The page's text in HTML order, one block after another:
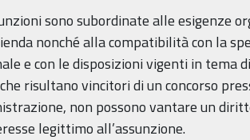
sono subordinate alle esigenze
nonché alla compatibilità con la
e con le disposizioni vigenti in tema
risultano vincitori di un concorso
non possono vantare un
legittimo all’assunzione.